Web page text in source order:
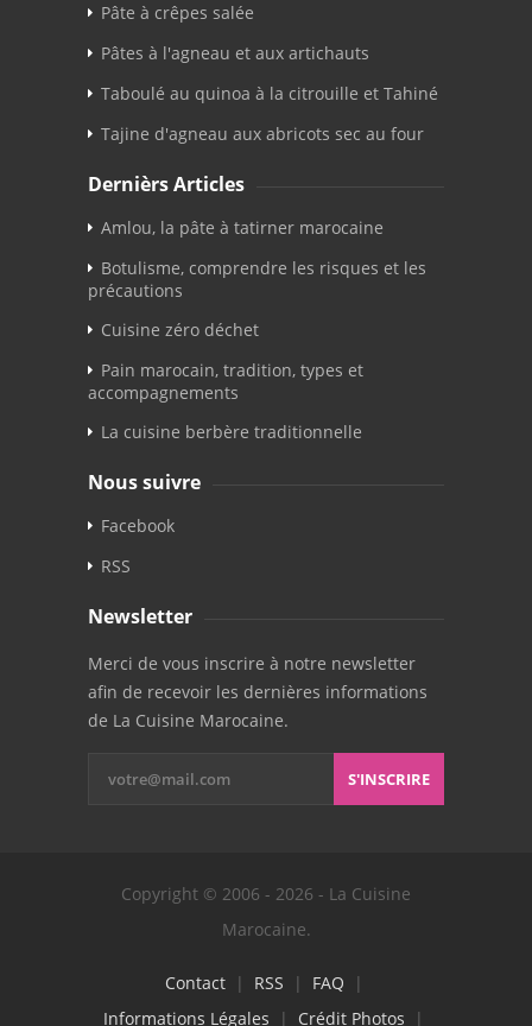
Pâte à crêpes salée
Pâtes à l'agneau et aux artichauts
Taboulé au quinoa à la citrouille et Tahiné
Tajine d'agneau aux abricots sec au four
Dernièrs Articles
Amlou, la pâte à tatirner marocaine
Botulisme, comprendre les risques et les
précautions
Cuisine zéro déchet
Pain marocain, tradition, types et
accompagnements
La cuisine berbère traditionnelle
Nous suivre
Facebook
RSS
Newsletter
Merci de vous inscrire à notre newsletter
afin de recevoir les dernières informations
de La Cuisine Marocaine.
S'INSCRIRE
Copyright © 2006 - 2026 - La Cuisine
Marocaine.
Contact| RSS | FAQ |
Informations Légales | Crédit Photos |